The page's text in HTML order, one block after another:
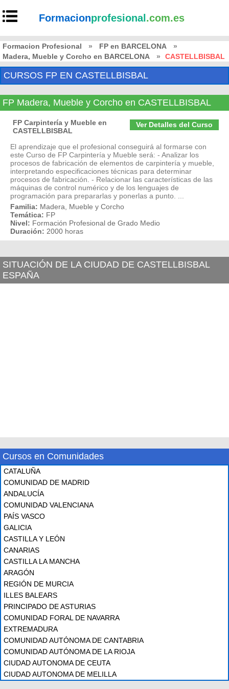
Formacionprofesional .com.es
Formacion Profesional » FP en BARCELONA
»
Madera, Mueble y Corcho en BARCELONA
» CASTELLBISBAL
CURSOS FP EN CASTELLBISBAL
FP Madera, Mueble y Corcho en CASTELLBISBAL
Ver Detalles del Curso
FP Carpintería y Mueble en
CASTELLBISBAL
El aprendizaje que el profesional conseguirá al formarse con
este Curso de FP Carpintería y Mueble será: - Analizar los
procesos de fabricación de elementos de carpintería y mueble,
interpretando especificaciones técnicas para determinar
procesos de fabricación. - Relacionar las características de las
máquinas de control numérico y de los lenguajes de
programación para prepararlas y ponerlas a punto. ...
Familia: Madera, Mueble y Corcho
Temática: FP
Nivel: Formación Profesional de Grado Medio
Duración: 2000 horas
SITUACIÓN DE LA CIUDAD DE CASTELLBISBAL
ESPAÑA
Cursos en Comunidades
CATALUÑA
COMUNIDAD DE MADRID
ANDALUCÍA
COMUNIDAD VALENCIANA
PAÍS VASCO
GALICIA
CASTILLA Y LEÓN
CANARIAS
CASTILLA LA MANCHA
ARAGÓN
REGIÓN DE MURCIA
ILLES BALEARS
PRINCIPADO DE ASTURIAS
COMUNIDAD FORAL DE NAVARRA
EXTREMADURA
COMUNIDAD AUTÓNOMA DE CANTABRIA
COMUNIDAD AUTÓNOMA DE LA RIOJA
CIUDAD AUTONOMA DE CEUTA
CIUDAD AUTONOMA DE MELILLA